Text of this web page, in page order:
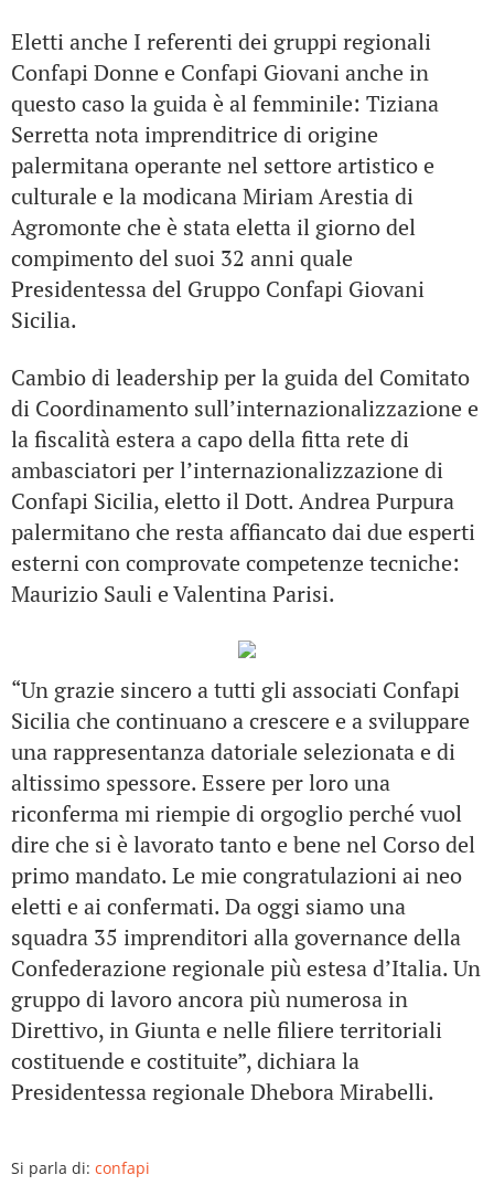
Eletti anche I referenti dei gruppi regionali
Confapi Donne e Confapi Giovani anche in
questo caso la guida è al femminile: Tiziana
Serretta nota imprenditrice di origine
palermitana operante nel settore artistico e
culturale e la modicana Miriam Arestia di
Agromonte che è stata eletta il giorno del
compimento del suoi 32 anni quale
Presidentessa del Gruppo Confapi Giovani
Sicilia.
Cambio di leadership per la guida del Comitato
di Coordinamento sull’internazionalizzazione e
la fiscalità estera a capo della fitta rete di
ambasciatori per l’internazionalizzazione di
Confapi Sicilia, eletto il Dott. Andrea Purpura
palermitano che resta affiancato dai due esperti
esterni con comprovate competenze tecniche:
Maurizio Sauli e Valentina Parisi.
“Un grazie sincero a tutti gli associati Confapi
Sicilia che continuano a crescere e a sviluppare
una rappresentanza datoriale selezionata e di
altissimo spessore. Essere per loro una
riconferma mi riempie di orgoglio perché vuol
dire che si è lavorato tanto e bene nel Corso del
primo mandato. Le mie congratulazioni ai neo
eletti e ai confermati. Da oggi siamo una
squadra 35 imprenditori alla governance della
Confederazione regionale più estesa d’Italia. Un
gruppo di lavoro ancora più numerosa in
Direttivo, in Giunta e nelle filiere territoriali
costituende e costituite”, dichiara la
Presidentessa regionale Dhebora Mirabelli.
Si parla di: confapi